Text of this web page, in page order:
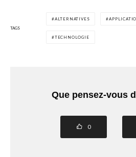
TAGS
ALTERNATIVES
TECHNOLOGIE
Que pensez-vous
0